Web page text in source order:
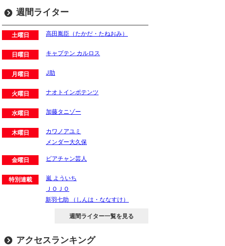
週間ライター
土曜日 高田胤臣（たかだ・たねおみ）
日曜日 キャプテン カルロス
月曜日 J助
火曜日 ナオトインポテンツ
水曜日 加藤タニゾー
木曜日
カワノアユミ
メンダー大久保
金曜日 ビアチャン芸人
特別連載
嵐 よういち
ＪＯＪＯ
新羽七助 （しんは・ななすけ）
週間ライター一覧を見る
アクセスランキング